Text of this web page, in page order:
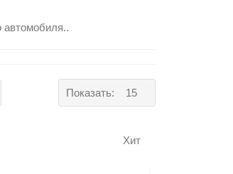
автомобиля..
Показать: 15
Хит